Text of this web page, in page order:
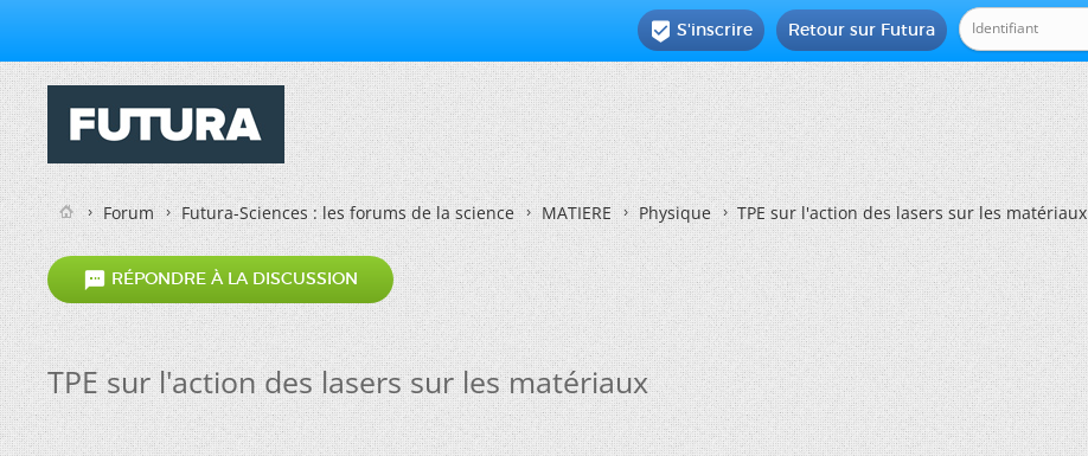
Retour sur Futura
 S'inscrire
Forum Futura-Sciences : les forums de la science MATIERE Physique TPE sur l'action des lasers sur les matériaux
 RÉPONDRE À LA DISCUSSION
TPE sur l'action des lasers sur les matériaux